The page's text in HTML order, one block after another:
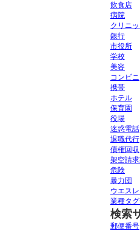
飲食店
病院
クリニッ
銀行
市役所
学校
美容
コンビニ
携帯
ホテル
保育園
役場
迷惑電話
退職代行
債権回収
架空請
危険
暴力団
ウエス
業種タ
検索
郵便番号